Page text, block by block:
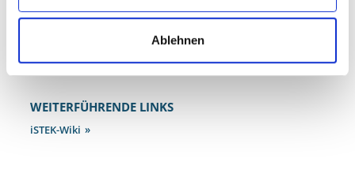
Ablehnen
Präsentation Abschlussveranstaltung Themenjahr Wohnen
Präsentation Auftaktveranstaltung Themenjahr Wohnen
WEITERFÜHRENDE LINKS
iSTEK-Wiki